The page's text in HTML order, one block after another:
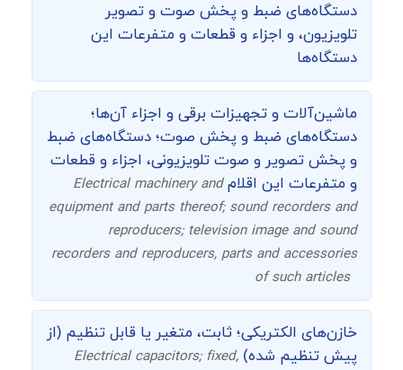
دستگاه‌های ضبط و پخش صوت و تصویر
تلویزیون، و اجزاء و قطعات و متفرعات این
دستگاه‌ها
ماشین‌آلات و تجهیزات برقی و اجزاء آن‌ها؛
دستگاه‌های ضبط و پخش صوت؛ دستگاه‌های ضبط
و پخش تصویر و صوت تلویزیونی، اجزاء و قطعات
و متفرعات این اقلامElectrical machinery and
equipment and parts thereof; sound recorders and
reproducers; television image and sound
recorders and reproducers, parts and accessories
of such articles
خازن‌های الکتریکی؛ ثابت، متغیر یا قابل تنظیم (از
پیش تنظیم شده) Electrical capacitors; fixed,